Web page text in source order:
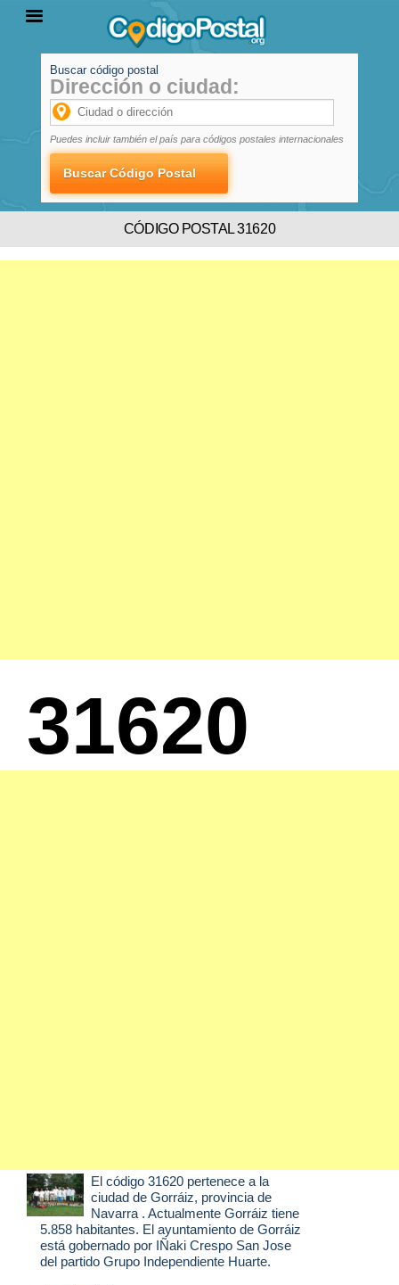
PROVINCIAS
LOCALIDADES
Buscar código postal
Dirección o ciudad:
Puedes incluir también el país para códigos postales internacionales
CÓDIGO POSTAL 31620
31620
El código 31620 pertenece a la
ciudad de Gorráiz, provincia de
Navarra . Actualmente Gorráiz tiene
5.858 habitantes. El ayuntamiento de Gorráiz
está gobernado por IÑaki Crespo San Jose
del partido Grupo Independiente Huarte.